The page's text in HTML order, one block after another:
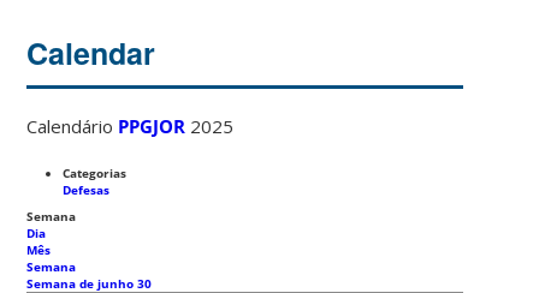
Calendar
Calendário PPGJOR 2025
Categorias
Defesas
Semana
Dia
Mês
Semana
Semana de junho 30